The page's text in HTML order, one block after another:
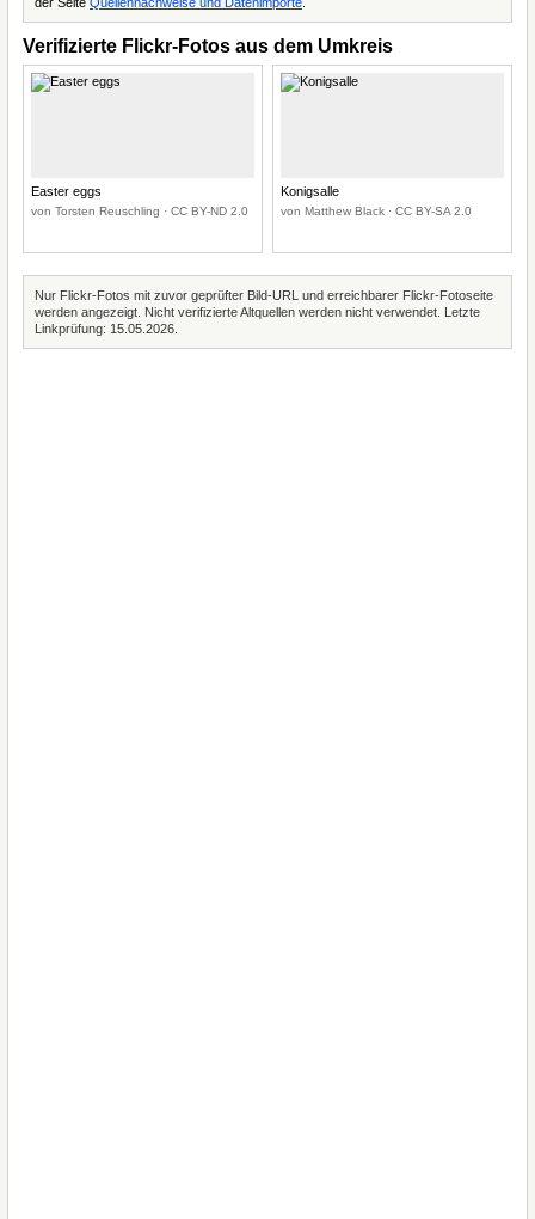
Verifizierte Flickr-Fotos aus dem Umkreis
Easter eggs
von Torsten Reuschling · CC BY-ND 2.0
Konigsalle
von Matthew Black · CC BY-SA 2.0
Nur Flickr-Fotos mit zuvor geprüfter Bild-URL und erreichbarer Flickr-Fotoseite
werden angezeigt. Nicht verifizierte Altquellen werden nicht verwendet. Letzte
Linkprüfung: 15.05.2026.